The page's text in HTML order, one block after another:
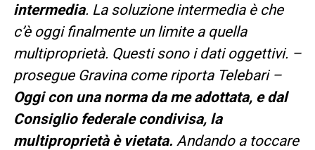
intermedia. La soluzione intermedia è che
c’è oggi finalmente un limite a quella
multiproprietà. Questi sono i dati oggettivi. –
prosegue Gravina come riporta Telebari–
Oggi con una norma da me adottata, e dal
Consiglio federale condivisa, la
multiproprietà è vietata. Andando a toccare